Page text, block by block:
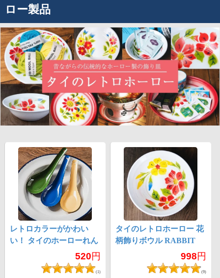
ロー製品
レトロカラーがかわい
い！ タイのホーローれん
げ 琺瑯 Rabbit ブランド
520円
(1)
タイのレトロホーロー 花
柄飾りボウル RABBIT
BRAND〔約23.5cm×約
998円
(9)